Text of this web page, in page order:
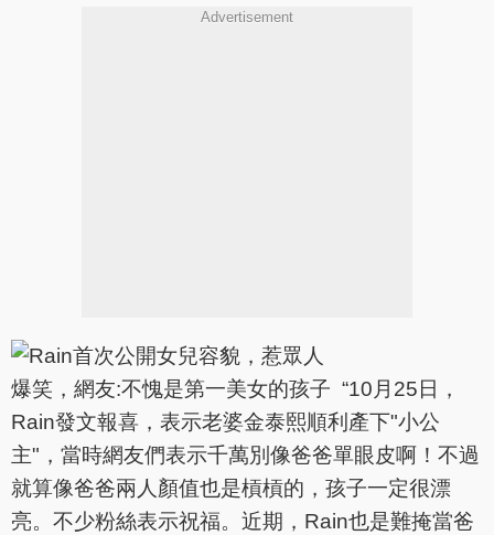
Advertisement
“10月25日，
Rain發文報喜，表示老婆金泰熙順利產下"小公
主"，當時網友們表示千萬別像爸爸單眼皮啊！不過
就算像爸爸兩人顏值也是槓槓的，孩子一定很漂
亮。不少粉絲表示祝福。近期，Rain也是難掩當爸